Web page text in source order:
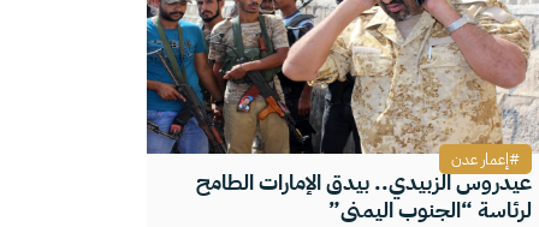
عيدروس الزبيدي.. بيدق الإمارات الطامح
لرئاسة “الجنوب اليمني”
إعمار عدن